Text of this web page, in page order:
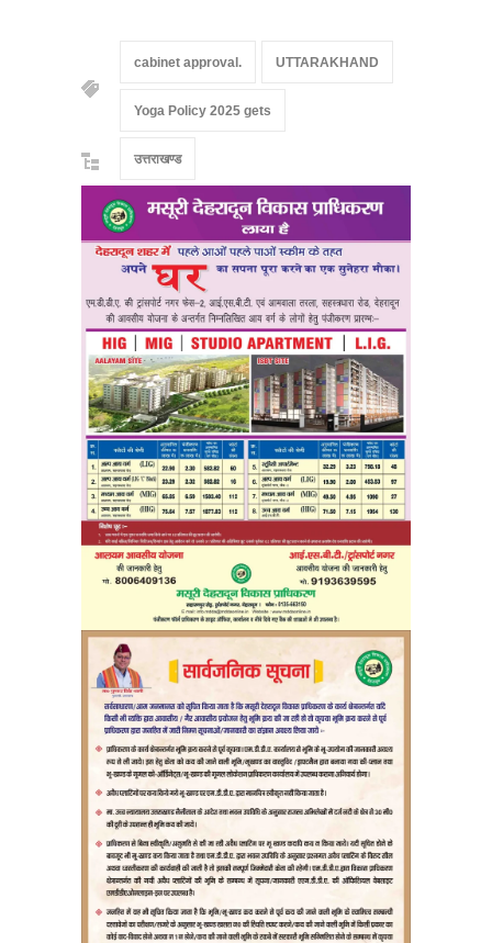
cabinet approval. UTTARAKHAND
Yoga Policy 2025 gets
उत्तराखण्ड